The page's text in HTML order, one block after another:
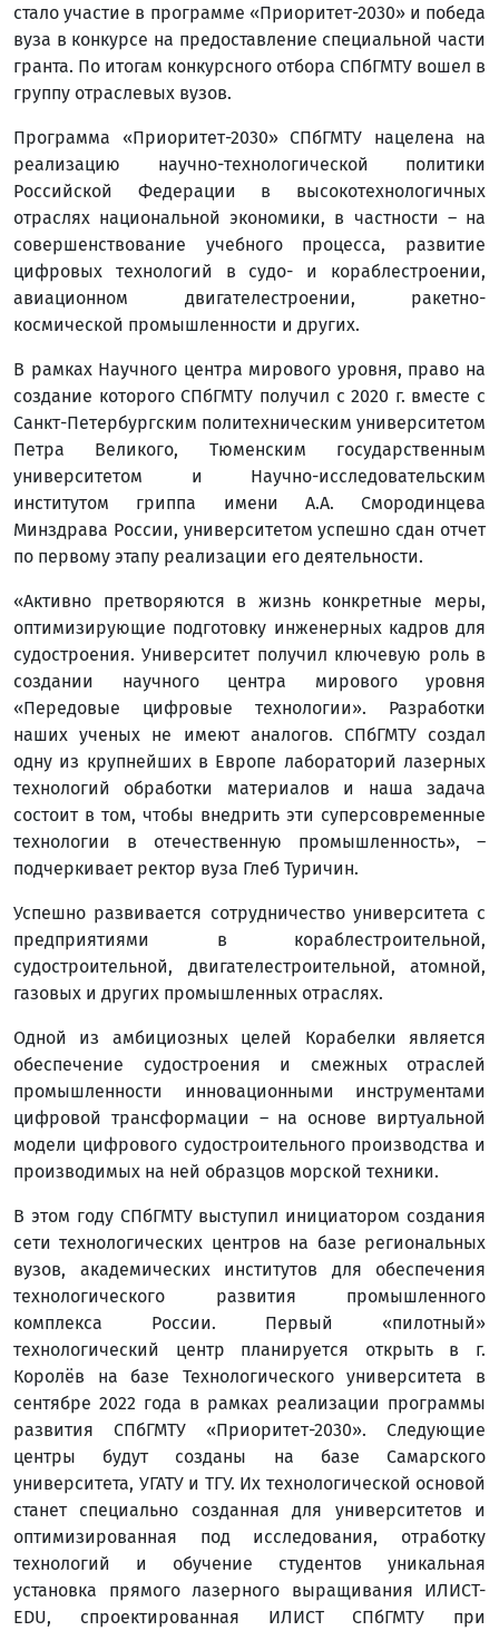
стало участие в программе «Приоритет-2030» и победа
вуза в конкурсе на предоставление специальной части
гранта. По итогам конкурсного отбора СПбГМТУ вошел в
группу отраслевых вузов.
Программа «Приоритет-2030» СПбГМТУ нацелена на
реализацию научно-технологической политики
Российской Федерации в высокотехнологичных
отраслях национальной экономики, в частности – на
совершенствование учебного процесса, развитие
цифровых технологий в судо- и кораблестроении,
авиационном двигателестроении, ракетно-
космической промышленности и других.
В рамках Научного центра мирового уровня, право на
создание которого СПбГМТУ получил с 2020 г. вместе с
Санкт-Петербургским политехническим университетом
Петра Великого, Тюменским государственным
университетом и Научно-исследовательским
институтом гриппа имени А.А. Смородинцева
Минздрава России, университетом успешно сдан отчет
по первому этапу реализации его деятельности.
«Активно претворяются в жизнь конкретные меры,
оптимизирующие подготовку инженерных кадров для
судостроения. Университет получил ключевую роль в
создании научного центра мирового уровня
«Передовые цифровые технологии». Разработки
наших ученых не имеют аналогов. СПбГМТУ создал
одну из крупнейших в Европе лабораторий лазерных
технологий обработки материалов и наша задача
состоит в том, чтобы внедрить эти суперсовременные
технологии в отечественную промышленность», –
подчеркивает ректор вуза Глеб Туричин.
Успешно развивается сотрудничество университета с
предприятиями в кораблестроительной,
судостроительной, двигателестроительной, атомной,
газовых и других промышленных отраслях.
Одной из амбициозных целей Корабелки является
обеспечение судостроения и смежных отраслей
промышленности инновационными инструментами
цифровой трансформации – на основе виртуальной
модели цифрового судостроительного производства и
производимых на ней образцов морской техники.
В этом году СПбГМТУ выступил инициатором создания
сети технологических центров на базе региональных
вузов, академических институтов для обеспечения
технологического развития промышленного
комплекса России. Первый «пилотный»
технологический центр планируется открыть в г.
Королёв на базе Технологического университета в
сентябре 2022 года в рамках реализации программы
развития СПбГМТУ «Приоритет-2030». Следующие
центры будут созданы на базе Самарского
университета, УГАТУ и ТГУ. Их технологической основой
станет специально созданная для университетов и
оптимизированная под исследования, отработку
технологий и обучение студентов уникальная
установка прямого лазерного выращивания ИЛИСТ-
EDU, спроектированная ИЛИСТ СПбГМТУ при